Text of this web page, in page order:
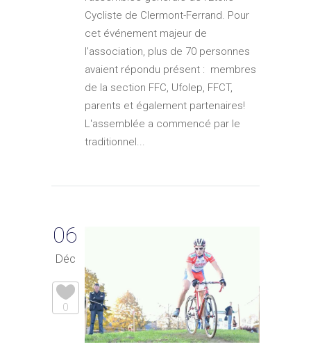
Cycliste de Clermont-Ferrand. Pour
cet événement majeur de
l'association, plus de 70 personnes
avaient répondu présent : membres
de la section FFC, Ufolep, FFCT,
parents et également partenaires!
L'assemblée a commencé par le
traditionnel...
06
Déc
0